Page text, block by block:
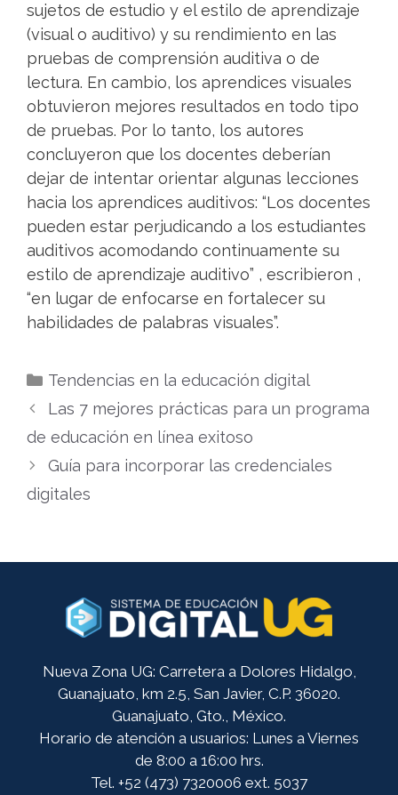
sujetos de estudio y el estilo de aprendizaje
(visual o auditivo) y su rendimiento en las
pruebas de comprensión auditiva o de
lectura. En cambio, los aprendices visuales
obtuvieron mejores resultados en todo tipo
de pruebas. Por lo tanto, los autores
concluyeron que los docentes deberían
dejar de intentar orientar algunas lecciones
hacia los aprendices auditivos: “Los docentes
pueden estar perjudicando a los estudiantes
auditivos acomodando continuamente su
estilo de aprendizaje auditivo” , escribieron ,
“en lugar de enfocarse en fortalecer su
habilidades de palabras visuales”.
Categorías
Tendencias en la educación digital
Las 7 mejores prácticas para un programa
de educación en línea exitoso
Guía para incorporar las credenciales
digitales
Nueva Zona UG: Carretera a Dolores Hidalgo,
Guanajuato, km 2.5, San Javier, C.P. 36020.
Guanajuato, Gto., México.
Horario de atención a usuarios: Lunes a Viernes
de 8:00 a 16:00 hrs.
Tel. +52 (473) 7320006 ext. 5037